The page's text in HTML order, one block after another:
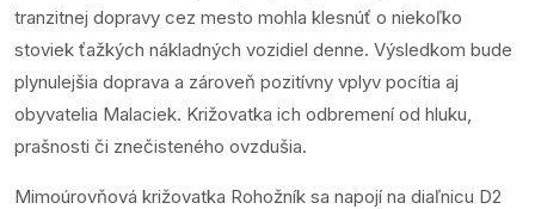
tranzitnej dopravy cez mesto mohla klesnúť o niekoľko
stoviek ťažkých nákladných vozidiel denne. Výsledkom bude
plynulejšia doprava a zároveň pozitívny vplyv pocítia aj
obyvatelia Malaciek. Križovatka ich odbremení od hluku,
prašnosti či znečisteného ovzdušia.
Mimoúrovňová križovatka Rohožník sa napojí na diaľnicu D2